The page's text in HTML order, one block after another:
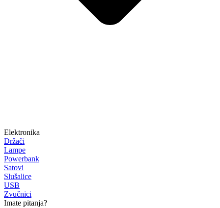
Elektronika
Držači
Lampe
Powerbank
Satovi
Slušalice
USB
Zvučnici
Imate pitanja?